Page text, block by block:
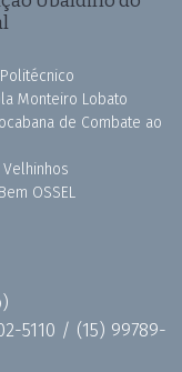
Monteiro Lobato
de Combate ao
OSSEL
5110 / (15) 99789-